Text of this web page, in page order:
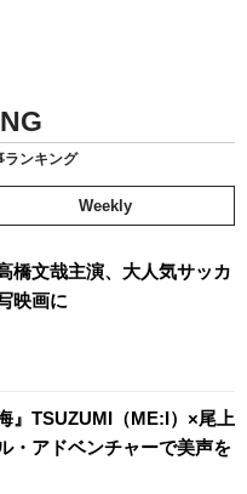
ランキング
Weekly
橋文哉主演、大人気サッカ
映画に
』TSUZUMI（ME:I）×尾上
・アドベンチャーで美声を